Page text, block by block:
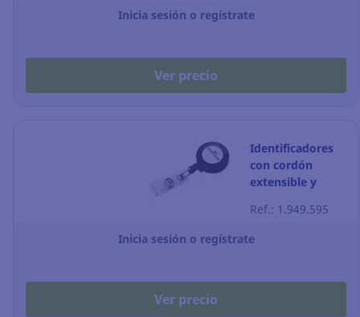
Inicia sesión o regístrate
Ver precio
Identificadores
con cordón
extensible y
80 cm - Caja de
Ref.: 1.949.595
Inicia sesión o regístrate
Ver precio